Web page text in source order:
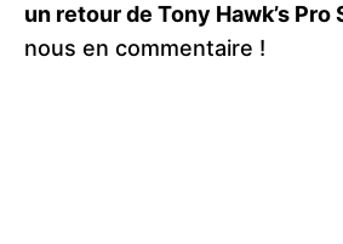
un retour de Tony Hawk’s Pro
nous en commentaire !